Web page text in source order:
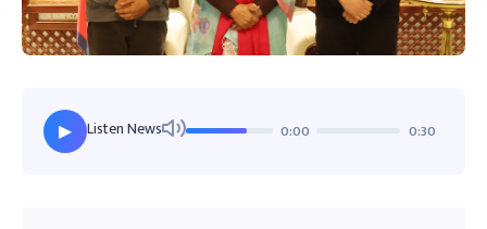
▶ Listen News 0:00 0:30